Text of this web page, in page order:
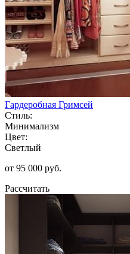
Гардеробная Гримсей
Стиль:
Минимализм
Цвет:
Светлый
от 95 000 руб.
Рассчитать